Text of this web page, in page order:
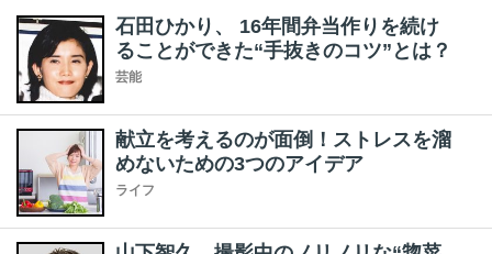
石田ひかり、 16年間弁当作りを続け
ることができた“手抜きのコツ”とは？
芸能
献立を考えるのが面倒！ストレスを溜
めないための3つのアイデア
ライフ